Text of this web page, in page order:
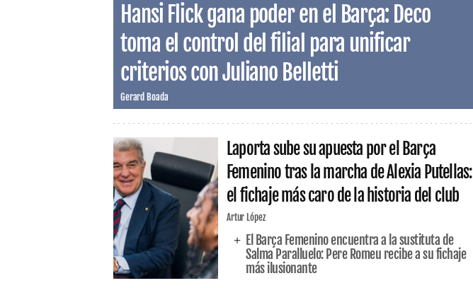
Hansi Flick gana poder en el Barça: Deco
toma el control del filial para unificar
criterios con Juliano Belletti
Gerard Boada
Laporta sube su apuesta por el Barça
Femenino tras la marcha de Alexia Putellas:
el fichaje más caro de la historia del club
Artur López
El Barça Femenino encuentra a la sustituta de
Salma Paralluelo: Pere Romeu recibe a su fichaje
más ilusionante